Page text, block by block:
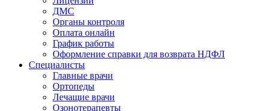
ДМС
Органы контроля
Оплата онлайн
График работы
Оформление справки для возврата НДФЛ
Специалисты
Главные врачи
Ортопеды
Лечащие врачи
Озонотерапевты